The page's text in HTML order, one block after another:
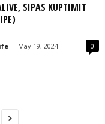
SIPAS KUPTIMIT
- May 19, 2024 0